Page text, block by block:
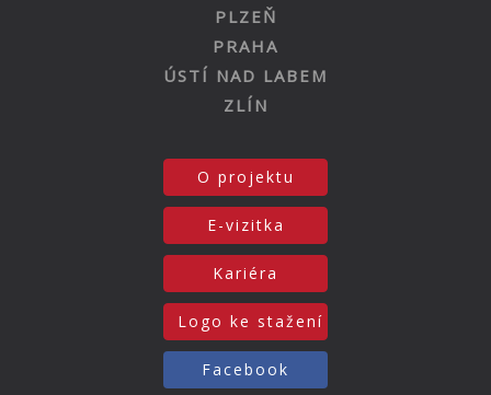
PLZEŇ
PRAHA
ÚSTÍ NAD LABEM
ZLÍN
O projektu
E-vizitka
Kariéra
Logo ke stažení
Facebook